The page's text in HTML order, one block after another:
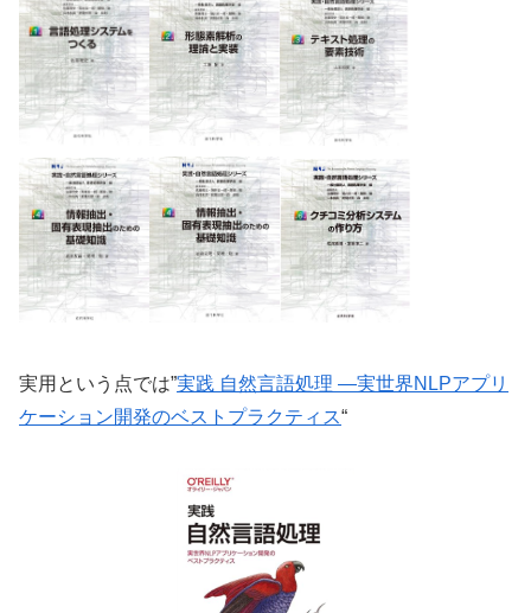
実用という点では”実践 自然言語処理 ―実世界NLPアプリ
ケーション開発のベストプラクティス“